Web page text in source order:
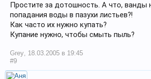
Простите за дотошность. А что, ванды
попадания воды в пазухи листьев?!
Как часто их нужно купать?
Купание нужно, чтобы смыть пыль?
Grey, 18.03.2005 в 19:45
#9